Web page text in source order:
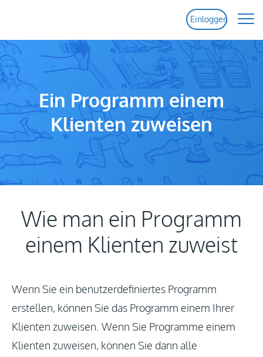
Start
Funktionen
Preise
Hilfe
Gratis Testen
Einloggen
Aktuell
Einloggen
Ein Programm einem
Klienten zuweisen
Wie man ein Programm
einem Klienten zuweist
Wenn Sie ein benutzerdefiniertes Programm
erstellen, können Sie das Programm einem Ihrer
Klienten zuweisen. Wenn Sie Programme einem
Klienten zuweisen, können Sie dann alle